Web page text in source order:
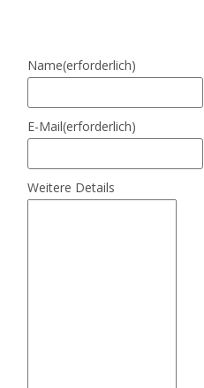
Name(erforderlich)
E-Mail(erforderlich)
Weitere Details